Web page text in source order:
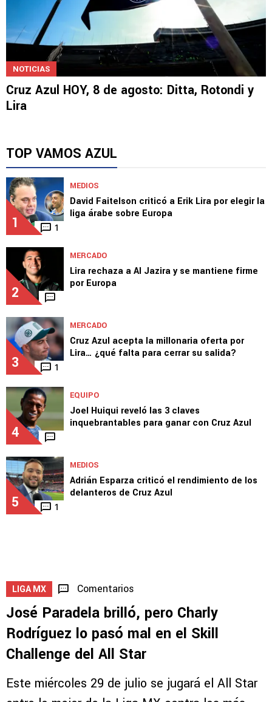
Cruz Azul HOY, 8 de agosto: Ditta, Rotondi y
Lira
TOP VAMOS AZUL
1 1
David Faitelson criticó a Erik Lira por elegir la
liga árabe sobre Europa
2
Lira rechaza a Al Jazira y se mantiene firme
por Europa
3 1
Cruz Azul acepta la millonaria oferta por
Lira… ¿qué falta para cerrar su salida?
4
Joel Huiqui reveló las 3 claves
inquebrantables para ganar con Cruz Azul
LIGA MX Comentarios
José Paradela brilló, pero Charly
Rodríguez lo pasó mal en el Skill